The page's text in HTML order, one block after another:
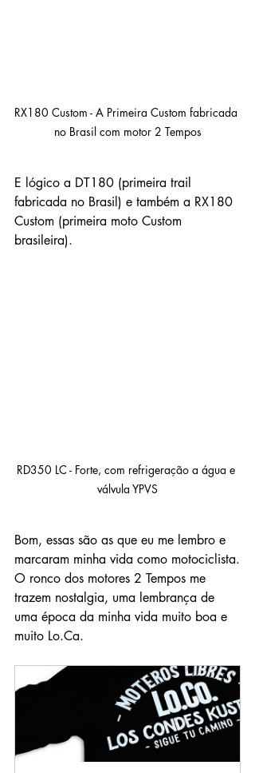
RX180 Custom - A Primeira Custom fabricada
no Brasil com motor 2 Tempos
E lógico a DT180 (primeira trail
fabricada no Brasil) e também a RX180
Custom (primeira moto Custom
brasileira).
RD350 LC - Forte, com refrigeração a água e
válvula YPVS
Bom, essas são as que eu me lembro e
marcaram minha vida como motociclista.
O ronco dos motores 2 Tempos me
trazem nostalgia, uma lembrança de
uma época da minha vida muito boa e
muito Lo.Ca.